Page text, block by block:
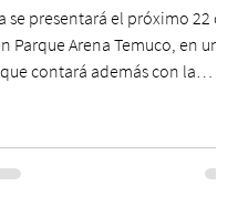
se presentará el próximo 22 de
Parque Arena Temuco, en una
contará además con la
Parque Arena Temuco será
de una noche dedicada al indie